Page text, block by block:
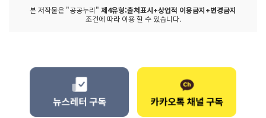
본 저작물은 "공공누리" 제4유형:출처표시+상업적 이용금지+변경금지
조건에 따라 이용 할 수 있습니다.